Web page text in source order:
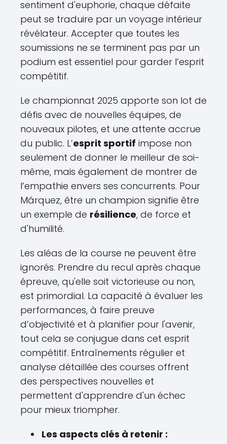
sentiment d'euphorie, chaque défaite
peut se traduire par un voyage intérieur
révélateur. Accepter que toutes les
soumissions ne se terminent pas par un
podium est essentiel pour garder l’esprit
compétitif.
Le championnat 2025 apporte son lot de
défis avec de nouvelles équipes, de
nouveaux pilotes, et une attente accrue
du public. L’esprit sportif impose non
seulement de donner le meilleur de soi-
même, mais également de montrer de
l’empathie envers ses concurrents. Pour
Márquez, être un champion signifie être
un exemple de résilience, de force et
d'humilité.
Les aléas de la course ne peuvent être
ignorés. Prendre du recul après chaque
épreuve, qu'elle soit victorieuse ou non,
est primordial. La capacité à évaluer les
performances, à faire preuve
d’objectivité et à planifier pour l'avenir,
tout cela se conjugue dans cet esprit
compétitif. Entraînements régulier et
analyse détaillée des courses offrent
des perspectives nouvelles et
permettent d'apprendre d'un échec
pour mieux triompher.
Les aspects clés à retenir :